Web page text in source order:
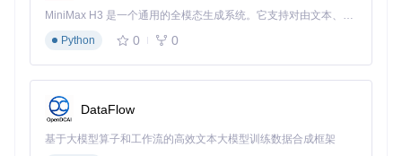
打开AI小说生成工具的可视化界面，进行故事的基本设定。你
可以输入故事主题，如"古代仙侠奇缘"，选择作品类型，设定
生成阶段
完成故事设定后，点击生成按钮，系统将自动进行世界观架构
设计、角色档案建立、章节目录规划以及连贯情节生成。在这
个过程中，你可以随时查看生成的内容，并根据自己的想法进
MiniMax H3 是一个通用的全模态生成系统。它支持对由文本、图像、视频和音频组成的多模态上下文进行统一理解，并能生成分辨率高达 2K、时长可达 15 秒的带原生立体声音频的视频。得益于面向任务泛化的系统设计，H3 在预训练阶段就已具备广泛的多模态上下文理解与生成能力，能够出色地执行复杂的多模态指令。
Python
0 0
DataFlow
基于大模型算子和工作流的高效文本大模型训练数据合成框架